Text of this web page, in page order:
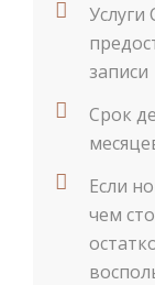
записи
Срок
Если
чем